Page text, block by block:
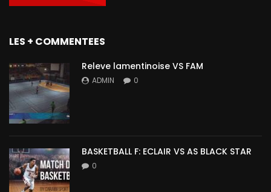
LES + COMMENTEES
Releve lamentinoise VS FAM
ADMIN 0
BASKETBALL F: ECLAIR VS AS BLACK STAR
0